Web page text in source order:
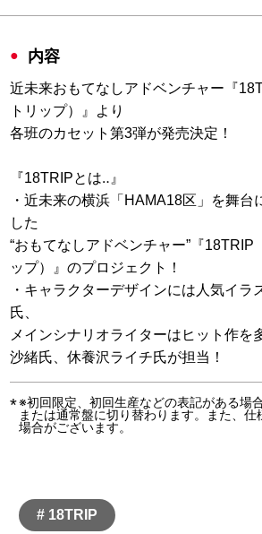
内容
近未来おもてなしアドベンチャー『
トリップ）』より
各班のカセット第3弾が発売決定！
『18TRIPとは‥』
・近未来の横浜「HAMA18区」を舞台
した
“おもてなしアドベンチャー”『18TRIP
ップ）』のプロジェクト！
・キャラクターデザインには人気イラ
氏、
メインシナリオライターはヒット作を
沙緒氏、休養沢ライチ氏が担当！
※初回限定、初回生産などの表記がある場
または通常盤に切り替わります。また、
場合がございます。
# 18TRIP